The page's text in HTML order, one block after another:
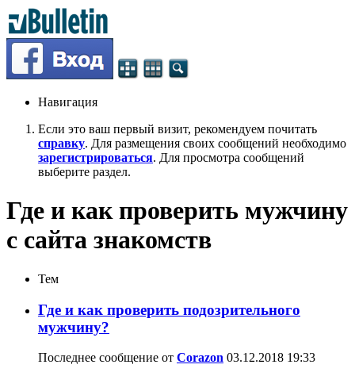
Навигация
Если это ваш первый визит, рекомендуем почитать
справку. Для размещения своих сообщений необходимо
зарегистрироваться. Для просмотра сообщений
выберите раздел.
Где и как проверить мужчину
с сайта знакомств
Тем
Где и как проверить подозрительного
мужчину?
Последнее сообщение от Corazon 03.12.2018 19:33